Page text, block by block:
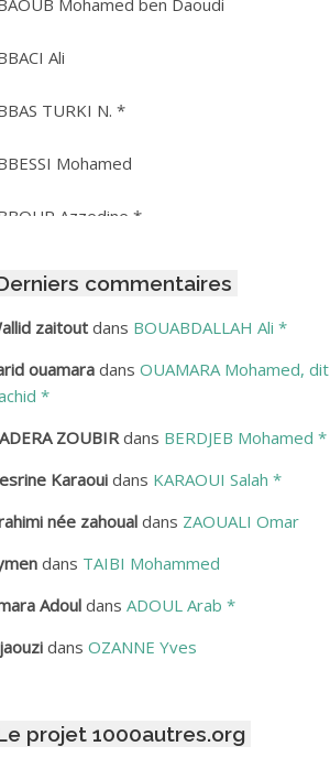
Ali
TURKI N. *
Mohamed
Azzedine *
Amar
Hamid
Mohamed
Lakhdar
Haciba
Mohamed Hamoud*
Mohamed *
Ahmed
commentaires
zaitoutdans BOUABDALLAH Ali *
ouamaradans OUAMARA Mohamed, dit
*
ZOUBIRdans BERDJEB Mohamed *
Karaouidans KARAOUI Salah *
née zahoualdans ZAOUALI Omar
dans TAIBI Mohammed
Adouldans ADOUL Arab *
dans OZANNE Yves
projet 1000autres.org